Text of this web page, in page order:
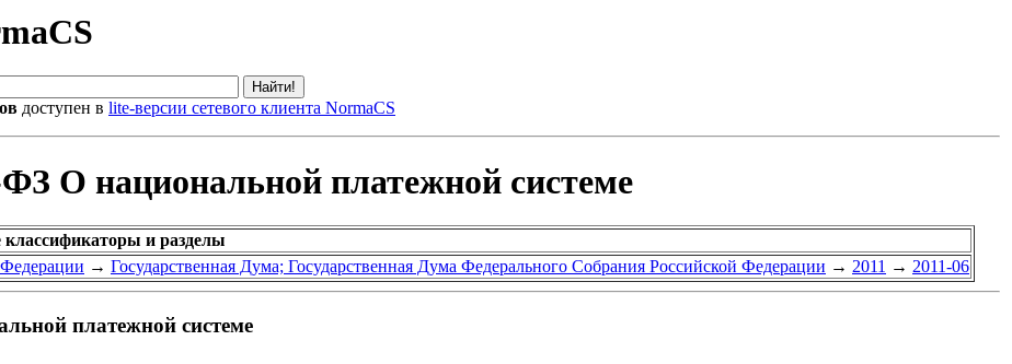
доступен в lite-версии сетевого клиента NormaCS
О национальной платежной системе
и разделы
→ Государственная Дума; Государственная Дума Федерального Собрания Российской Федерации → 2011 → 2011-06
платежной системе